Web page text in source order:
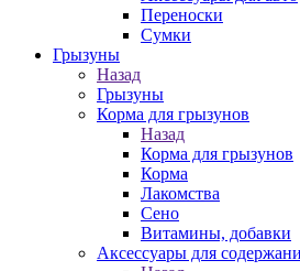
Переноски
Сумки
Грызуны
Назад
Грызуны
Корма для грызунов
Назад
Корма для грызунов
Корма
Лакомства
Сено
Витамины, добавки
Аксессуары для